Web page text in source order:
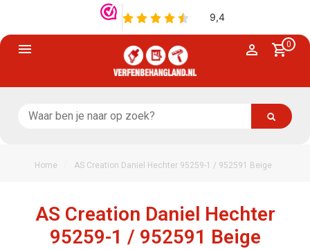
0
Home AS Creation Daniel Hechter 95259-1 / 952591 Beige
AS Creation Daniel Hechter
95259-1 / 952591 Beige